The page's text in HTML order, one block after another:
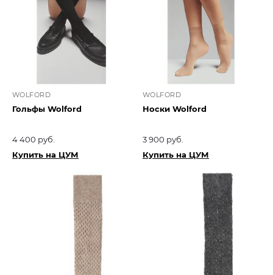
WOLFORD
Гольфы Wolford
4 400 руб.
Купить на ЦУМ
WOLFORD
Носки Wolford
3 900 руб.
Купить на ЦУМ